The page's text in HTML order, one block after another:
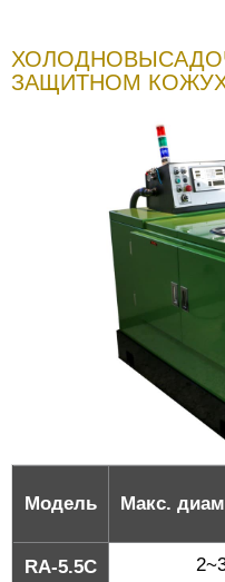
ЗАЩИТНОМ
Модель Макс.
RA-5.5C